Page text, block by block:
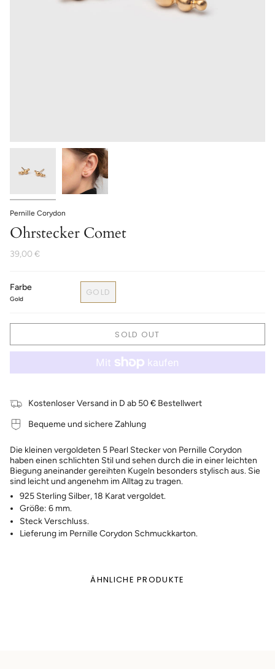
Pernille Corydon
Ohrstecker Comet
39,00 €
Farbe
Gold
GOLD
SOLD OUT
Kostenloser Versand in D ab 50 € Bestellwert
Bequeme und sichere Zahlung
Die kleinen vergoldeten 5 Pearl Stecker von Pernille Corydon
haben einen schlichten Stil und sehen durch die in einer leichten
Biegung aneinander gereihten Kugeln besonders stylisch aus. Sie
sind leicht und angenehm im Alltag zu tragen.
925 Sterling Silber, 18 Karat vergoldet.
Größe: 6 mm.
Steck Verschluss.
Lieferung im Pernille Corydon Schmuckkarton.
ÄHNLICHE PRODUKTE